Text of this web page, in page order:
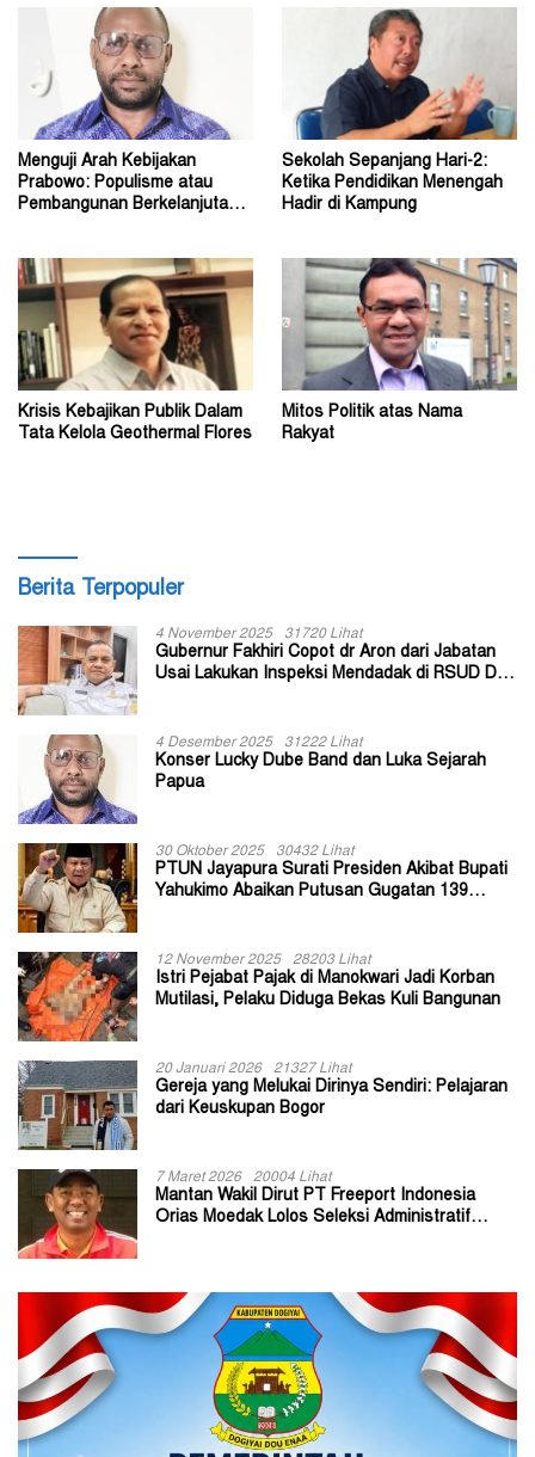
Menguji Arah Kebijakan
Prabowo: Populisme atau
Pembangunan Berkelanjutan?
Sekolah Sepanjang Hari-2:
Ketika Pendidikan Menengah
Hadir di Kampung
Krisis Kebajikan Publik Dalam
Tata Kelola Geothermal Flores
Mitos Politik atas Nama
Rakyat
Berita Terpopuler
4 November 2025 31720 Lihat
Gubernur Fakhiri Copot dr Aron dari Jabatan
Usai Lakukan Inspeksi Mendadak di RSUD Dok
4 Desember 2025 31222 Lihat
Konser Lucky Dube Band dan Luka Sejarah
Papua
30 Oktober 2025 30432 Lihat
PTUN Jayapura Surati Presiden Akibat Bupati
Yahukimo Abaikan Putusan Gugatan 139
12 November 2025 28203 Lihat
Istri Pejabat Pajak di Manokwari Jadi Korban
Mutilasi, Pelaku Diduga Bekas Kuli Bangunan
20 Januari 2026 21327 Lihat
Gereja yang Melukai Dirinya Sendiri: Pelajaran
dari Keuskupan Bogor
7 Maret 2026 20004 Lihat
Mantan Wakil Dirut PT Freeport Indonesia
Orias Moedak Lolos Seleksi Administratif